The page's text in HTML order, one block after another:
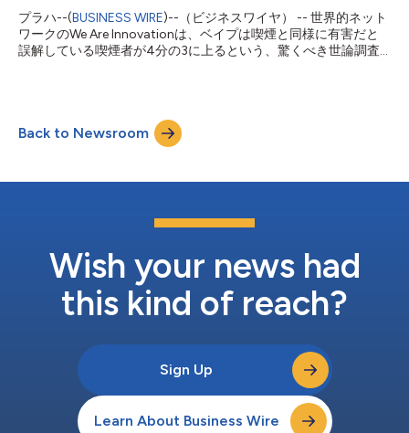
す。喫煙率の低下ペースの遅さから考えると、この状態には
2100年まで到達しない可能性があります。つまり目標の60年遅
れということです。しかしいくつかの成功例もあり、希望は消え
ていません。 代替製品に対する進歩的な規制の枠組みを通じ
プラハ--(BUSINESS WIRE)--（ビジネスワイヤ） -- 世界的ネット
ワークのWe Are Innovationは、ベイプは喫煙と同様に有害だと
誤解している喫煙者が4分の3に上るという、驚くべき世論調査
安全な代替品への切り替えを妨げるため、予防可能な病気や死の
サイクルを永続させます。これは悲惨な結果をもたらすおそれが
あります。 喫煙率の抑制に成功している国々では、喫煙者がベ
に関する正しい情報とあわせて利用できるようにしています。
家」の基準まであと一歩のところまで来ています。また、より最
近になってスモークフリーの代替品を導入したニュージーランド
大部分が、ベイプはタバコを吸うのと同じくらい有害だという誤
った認識を持ったままだと...
Back to Newsroom
Wish your news had
this kind of reach?
Sign Up
Learn About Business Wire